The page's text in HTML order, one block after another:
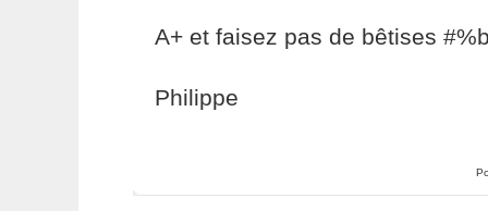
A+ et faisez pas de bêtises
Philippe